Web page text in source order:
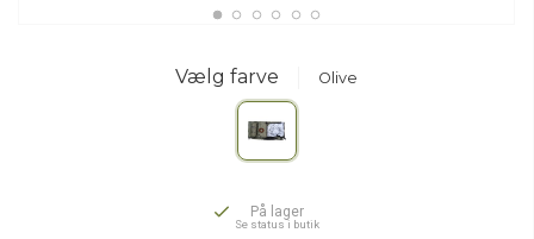
Vælg farve Olive
På lager
Se status i butik